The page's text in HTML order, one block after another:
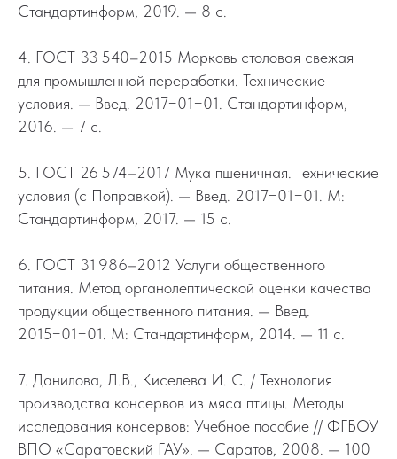
Стандартинформ, 2019. — 8 с.
4. ГОСТ 33 540–2015 Морковь столовая свежая
для промышленной переработки. Технические
условия. — Введ. 2017−01−01. Стандартинформ,
2016. — 7 с.
5. ГОСТ 26 574–2017 Мука пшеничная. Технические
условия (с Поправкой). — Введ. 2017−01−01. М:
Стандартинформ, 2017. — 15 с.
6. ГОСТ 31 986–2012 Услуги общественного
питания. Метод органолептической оценки качества
продукции общественного питания. — Введ.
2015−01−01. М: Стандартинформ, 2014. — 11 с.
7. Данилова, Л.В., Киселева И. С. / Технология
производства консервов из мяса птицы. Методы
исследования консервов: Учебное пособие // ФГБОУ
ВПО «Саратовский ГАУ». — Саратов, 2008. — 100